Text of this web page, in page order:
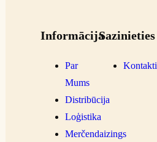
Informācija
Par
Mums
Distribūcija
Loģistika
Merčendaizings
Sazinieties
Kontakti